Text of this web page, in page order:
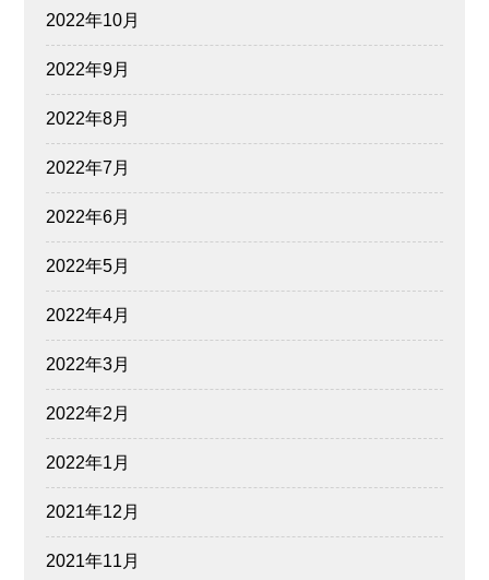
2022年10月
2022年9月
2022年8月
2022年7月
2022年6月
2022年5月
2022年4月
2022年3月
2022年2月
2022年1月
2021年12月
2021年11月